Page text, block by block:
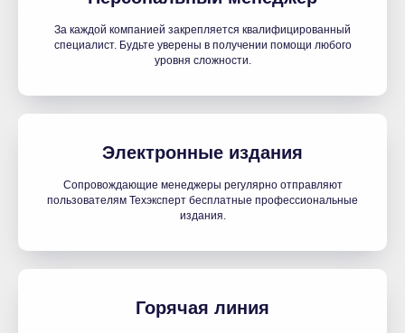
За каждой компанией закрепляется квалифицированный
специалист. Будьте уверены в получении помощи любого
уровня сложности.
Электронные издания
Сопровождающие менеджеры регулярно отправляют
пользователям Техэксперт бесплатные профессиональные
издания.
Горячая линия